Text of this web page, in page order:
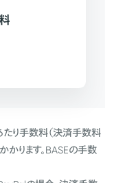
たり手数料（決済手数料
かります。BASEの手数